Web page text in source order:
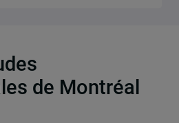
de Montréal